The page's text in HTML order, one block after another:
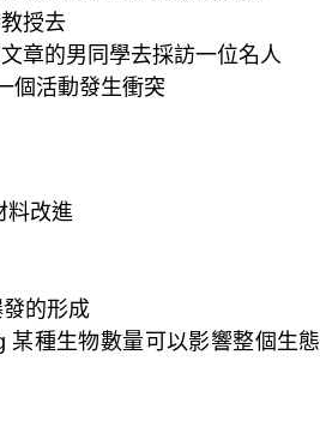
授去
章的男同學去採訪一位名人
個活動發生衝突
料改進
的形成
某種生物數量可以影響整個生態